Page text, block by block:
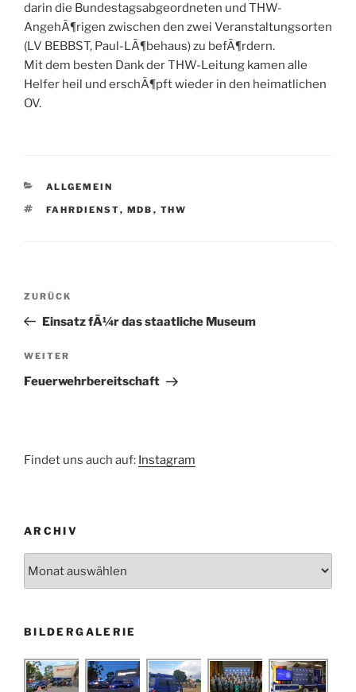
darin die Bundestagsabgeordneten und THW-
AngehÃ¶rigen zwischen den zwei Veranstaltungsorten
(LV BEBBST, Paul-LÃ¶behaus) zu befÃ¶rdern.
Mit dem besten Dank der THW-Leitung kamen alle
Helfer heil und erschÃ¶pft wieder in den heimatlichen
OV.
KATEGORIEN
ALLGEMEIN
SCHLAGWÖRTER
FAHRDIENST, MDB , THW
Beitragsnavigation
Vorheriger
Beitrag
ZURÜCK
Einsatz fÃ¼r das staatliche Museum
Nächster
Beitrag
WEITER
Feuerwehrbereitschaft
Findet uns auch auf: Instagram
ARCHIV
BILDERGALERIE